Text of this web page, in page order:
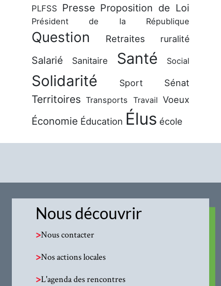
PLFSS Presse Proposition de Loi
Président de la République
Question Retraites ruralité
Salarié Sanitaire Santé Social
Solidarité Sport Sénat
Territoires Transports Travail Voeux
Économie Éducation Élus école
Nous découvrir
>Nous contacter
>Nos actions locales
>L'agenda des rencontres